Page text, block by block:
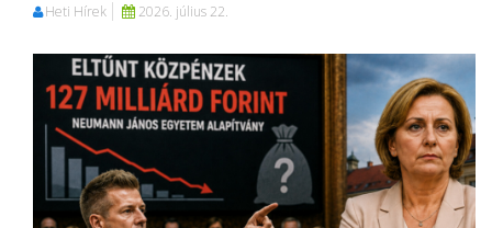
Heti Hírek 2026. július 22.